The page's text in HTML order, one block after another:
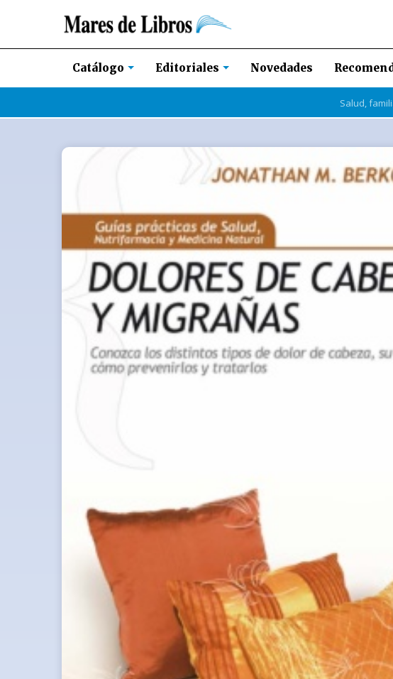
Catálogo Editoriales Novedades
Salud,